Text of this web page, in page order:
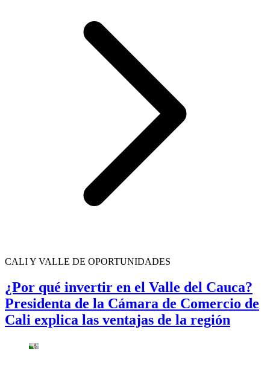
CALI Y VALLE DE OPORTUNIDADES
¿Por qué invertir en el Valle del Cauca?
Presidenta de la Cámara de Comercio de
Cali explica las ventajas de la región